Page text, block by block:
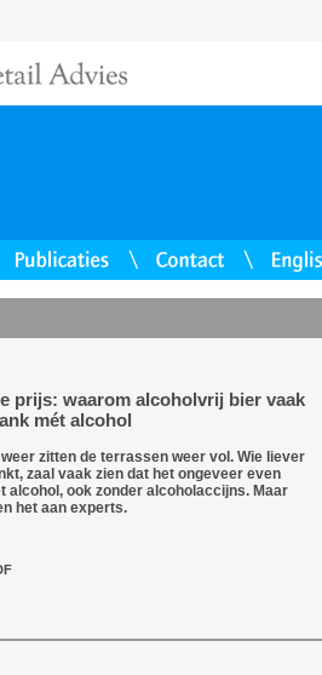
prijs: waarom alcoholvrij bier vaak
mét alcohol
zitten de terrassen weer vol. Wie liever
zaal vaak zien dat het ongeveer even
alcohol, ook zonder alcoholaccijns. Maar
het aan experts.